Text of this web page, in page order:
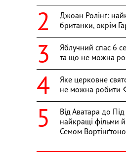
Джоан Ролінґ:
британки, окрім
Яблучний спас 6
та що не можна
Яке церковне
не можна робити
Від Аватара до
найкращі фільми й
Семом